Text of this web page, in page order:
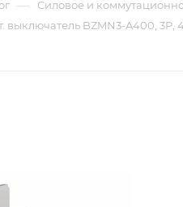
— Силовое и
выключатель BZMN3-A400, 3P,